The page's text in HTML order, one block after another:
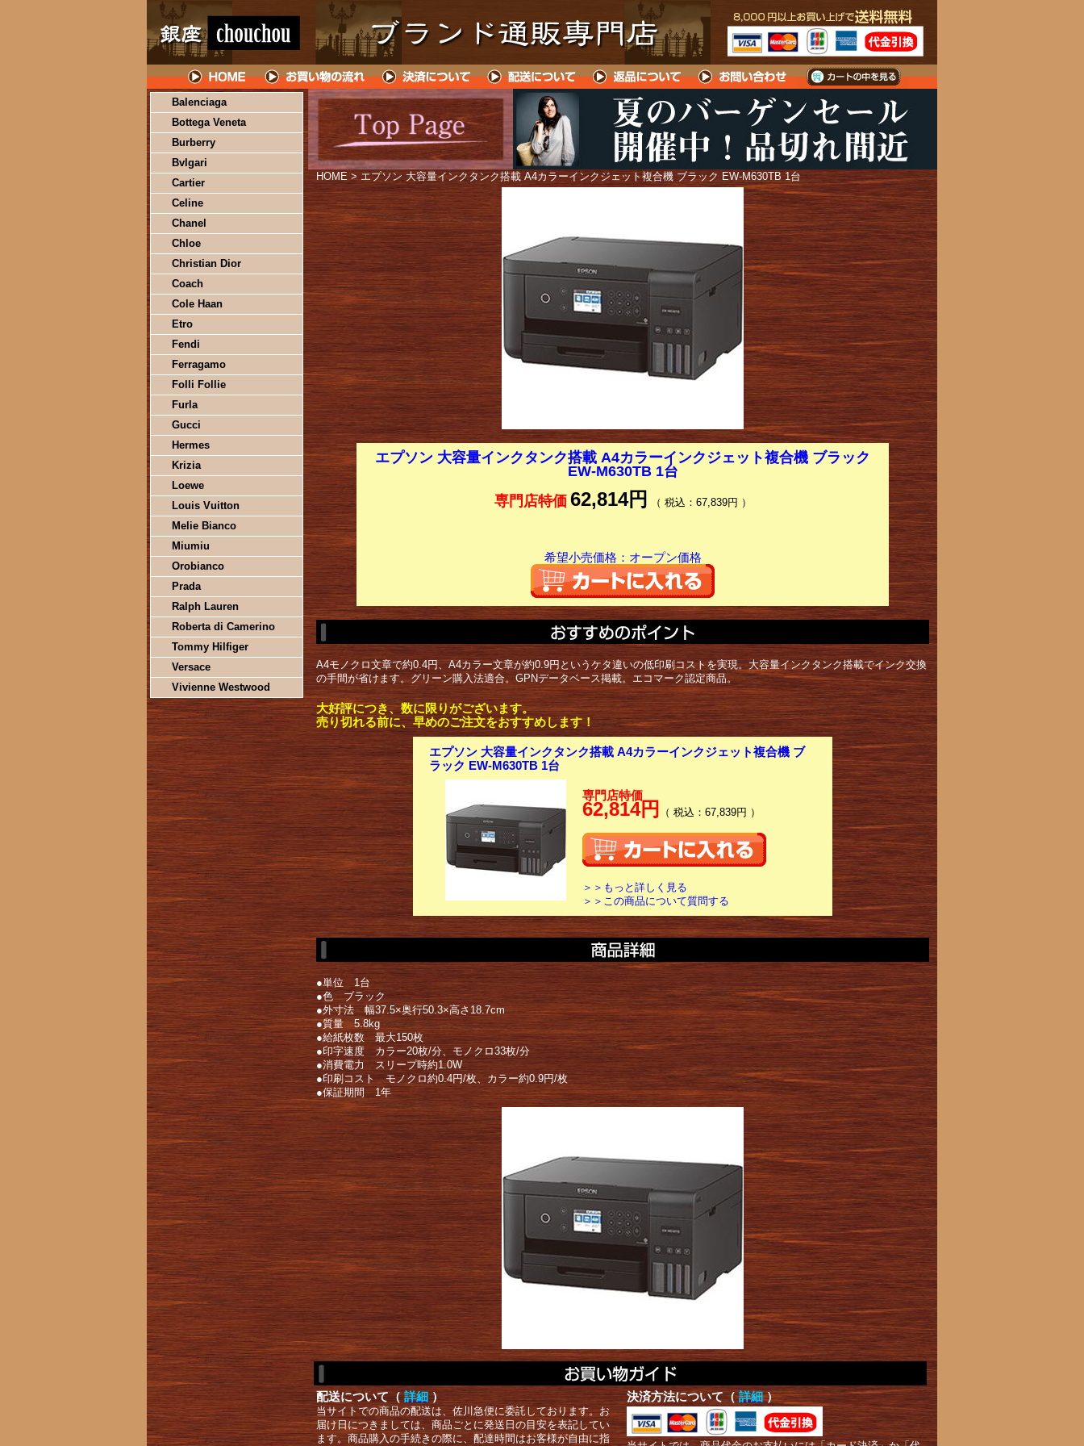
Balenciaga
Bottega Veneta
Burberry
Bvlgari
Cartier
Celine
Chanel
Chloe
Christian Dior
Coach
Cole Haan
Etro
Fendi
Ferragamo
Folli Follie
Furla
Gucci
Hermes
Krizia
Loewe
Louis Vuitton
Melie Bianco
Miumiu
Orobianco
Prada
Ralph Lauren
Roberta di Camerino
Tommy Hilfiger
Versace
Vivienne Westwood
HOME > エプソン 大容量インクタンク搭載 A4カラーインクジェット複合機 ブラック EW-M630TB 1台
エプソン 大容量インクタンク搭載 A4カラーインクジェット複合機 ブラック
EW-M630TB 1台
専門店特価 62,814円 （ 税込：67,839円 ）
希望小売価格：オープン価格
A4モノクロ文章で約0.4円、A4カラー文章が約0.9円というケタ違いの低印刷コストを実現。大容量インクタンク搭載でインク交換
の手間が省けます。グリーン購入法適合。GPNデータベース掲載。エコマーク認定商品。
大好評につき、数に限りがございます。
売り切れる前に、早めのご注文をおすすめします！
エプソン 大容量インクタンク搭載 A4カラーインクジェット複合機 ブ
ラック EW-M630TB 1台
専門店特価
62,814円 （ 税込：67,839円 ）
＞＞もっと詳しく見る
＞＞この商品について質問する
●単位 1台
●色 ブラック
●外寸法 幅37.5×奥行50.3×高さ18.7cm
●質量 5.8kg
●給紙枚数 最大150枚
●印字速度 カラー20枚/分、モノクロ33枚/分
●消費電力 スリープ時約1.0W
●印刷コスト モノクロ約0.4円/枚、カラー約0.9円/枚
●保証期間 1年
配送について（ 詳細 ）
当サイトでの商品の配送は、佐川急便に委託しております。お
届け日につきましては、商品ごとに発送日の目安を表記してい
ます。商品購入の手続きの際に、配達時間はお客様が自由に指
決済方法について（ 詳細 ）